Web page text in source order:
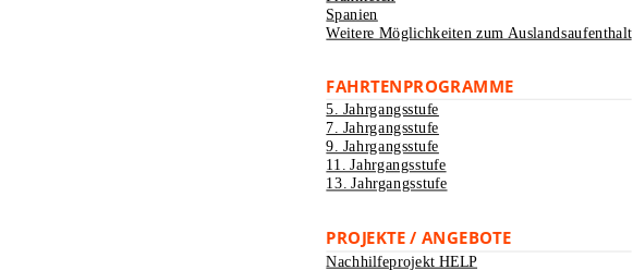
Spanien
Weitere Möglichkeiten zum Auslandsaufenthalt
FAHRTENPROGRAMME
5. Jahrgangsstufe
7. Jahrgangsstufe
9. Jahrgangsstufe
11. Jahrgangsstufe
13. Jahrgangsstufe
PROJEKTE / ANGEBOTE
Nachhilfeprojekt HELP